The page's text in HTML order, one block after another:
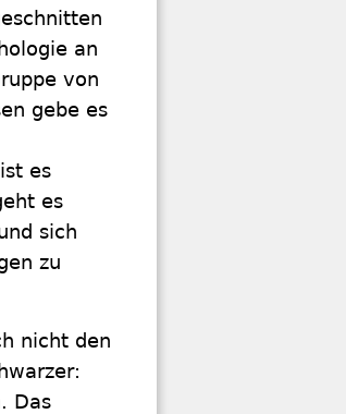
an
von
gebe es
es
es
sich
zu
nicht den
Das